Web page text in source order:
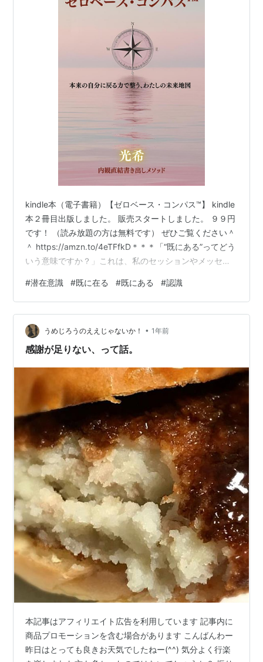
kindle本（電子書籍）【ゼロベース・コンパス™】 kindle
本２冊目出版しました。 販売スタートしました。 ９９円
です！ （読み放題の方は無料です） ぜひご覧ください＾
＾ https://amzn.to/4eTFfkD＊＊＊「“既にある”ってどう
いう意味ですか？」これは、私のセッションやメッセー
や、潜在意識を扱う場面ではよく出てくるこの言葉。 だ
けど、目の前には何もない。 願いはまだ叶っていない
し、現実は大きく変わっているようには思えない。そう
なると「いや、それって願望実現できた人が言ってるだ
けでは？」 と疑ってしまいたくなる気持ちも、正直…
#潜在意識 #既に在る #既にある #認識
うめじろうのええじゃないか！ • 1年前
感謝が足りない、って話。
本記事はアフィリエイト広告を利用しています 記事内に
商品プロモーションを含む場合があります こんばんわー
昨日はとっても良きお天気でしたねー(^^) 気分よく行楽